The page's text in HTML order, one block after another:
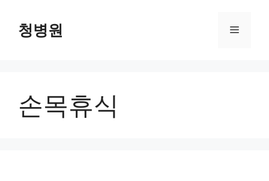
청병원 메
손목휴식